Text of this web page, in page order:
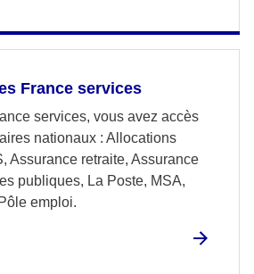
France services
services, vous avez accès
nationaux : Allocations
Assurance retraite, Assurance
publiques, La Poste, MSA,
emploi.